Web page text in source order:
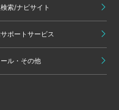
索/ナビサイト
ポートサービス
ル・その他